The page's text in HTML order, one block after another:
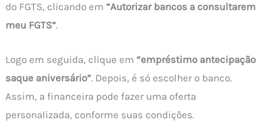
do FGTS, clicando em“Autorizar bancos a consultarem
meu FGTS”.
Logo em seguida, clique em“empréstimo antecipação
saque aniversário”. Depois, é só escolher o banco.
Assim, a financeira pode fazer uma oferta
personalizada, conforme suas condições.